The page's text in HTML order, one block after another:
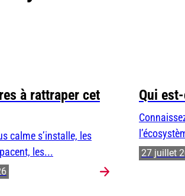
à rattraper cet
calme s’installe, les
les...
Qui
27 juillet